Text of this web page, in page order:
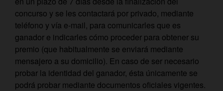
concurso y se les contactará por privado, mediante
teléfono y vía e-mail, para comunicarles que es
ganador e indicarles cómo proceder para obtener su
premio (que habitualmente se enviará mediante
mensajero a su domicilio). En caso de ser necesario
probar la identidad del ganador, ésta únicamente se
podrá probar mediante documentos oficiales vigentes.